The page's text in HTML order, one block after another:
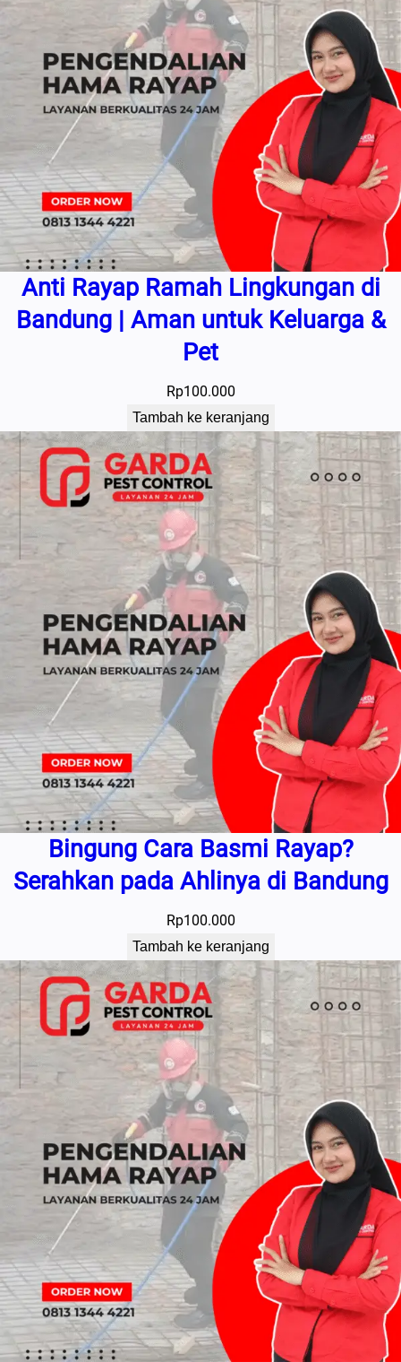
Anti Rayap Ramah Lingkungan di
Bandung | Aman untuk Keluarga &
Pet
Rp100.000
Tambah ke keranjang
Bingung Cara Basmi Rayap?
Serahkan pada Ahlinya di Bandung
Rp100.000
Tambah ke keranjang